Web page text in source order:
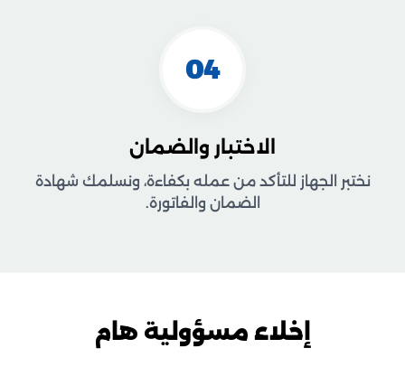
04
الاختبار والضمان
نختبر الجهاز للتأكد من عمله بكفاءة، ونسلمك شهادة
الضمان والفاتورة.
إخلاء مسؤولية هام